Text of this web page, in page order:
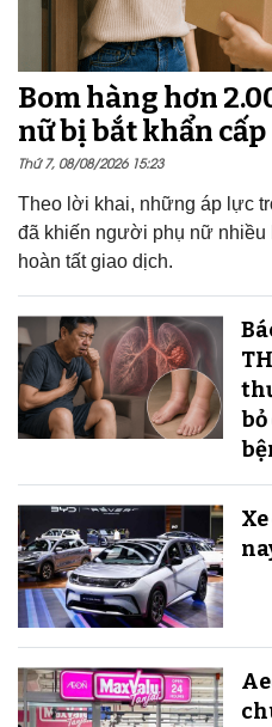
Bom hàng hơn
nữ bị bắt khẩn cấp
Thứ 7, 08/08/2026 15:23
Theo lời khai, những áp lực
đã khiến người phụ nữ nhiều
hoàn tất giao dịch.